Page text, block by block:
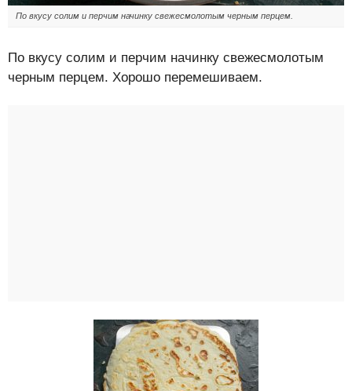
По вкусу солим и перчим начинку свежесмолотым черным перцем.
По вкусу солим и перчим начинку свежесмолотым
черным перцем. Хорошо перемешиваем.